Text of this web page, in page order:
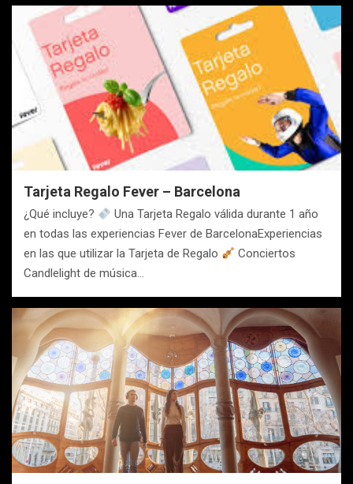
Tarjeta Regalo Fever – Barcelona
¿Qué incluye?
Una Tarjeta Regalo válida durante 1 año
en todas las experiencias Fever de BarcelonaExperiencias
en las que utilizar la Tarjeta de Regalo
Conciertos
Candlelight de música…